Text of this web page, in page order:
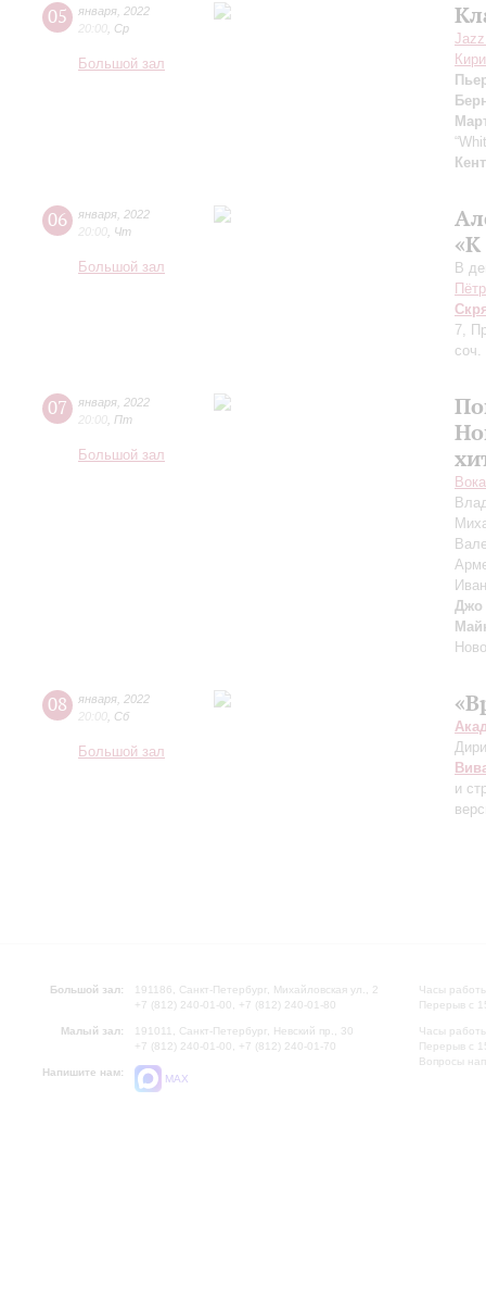
05 января 2022
20:00 Ср
Большой зал
Кент
06 января 2022
20:00 Чт
Большой зал
В
7,
соч.
07 января 2022
20:00 Пт
Большой зал
Джо
08 января 2022
20:00 Сб
Большой зал
и
Большой зал:
191186, Санкт-Петербург, Михайловская ул., 2
+7 (812) 240-01-00, +7 (812) 240-01-80
Малый зал:
191011, Санкт-Петербург, Невский пр., 30
+7 (812) 240-01-00, +7 (812) 240-01-70
Напишите нам:
MAX
Часы
Перерыв с
Часы
Перерыв с
Вопросы